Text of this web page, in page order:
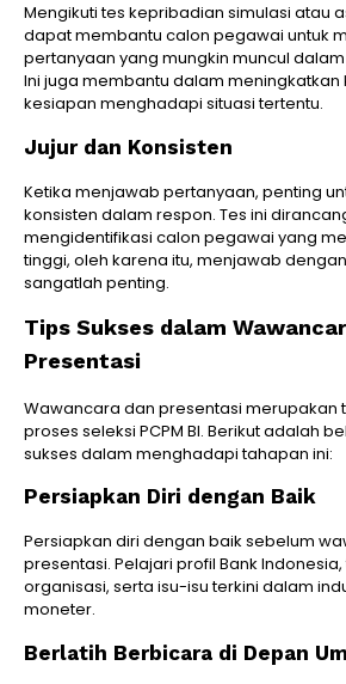
Mengikuti tes kepribadian simulasi atau
dapat membantu calon pegawai untuk
pertanyaan yang mungkin muncul
Ini juga membantu dalam
kesiapan menghadapi situasi tertentu.
Jujur dan Konsisten
Ketika menjawab pertanyaan, penting
konsisten dalam respon. Tes ini
mengidentifikasi calon pegawai yang
tinggi, oleh karena itu, menjawab
sangatlah penting.
Tips Sukses dalam
Presentasi
Wawancara dan presentasi merupakan
proses seleksi PCPM BI. Berikut adalah
sukses dalam menghadapi tahapan ini:
Persiapkan Diri dengan Baik
Persiapkan diri dengan baik sebelum
presentasi. Pelajari profil Bank
organisasi, serta isu-isu terkini dalam
moneter.
Berlatih Berbicara di Depan